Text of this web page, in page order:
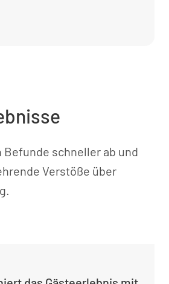
Befunde schneller ab und
Verstöße über